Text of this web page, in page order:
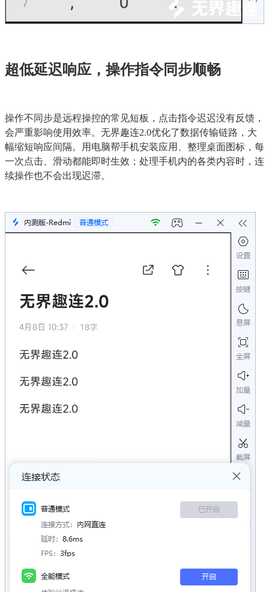
超低延迟响应，操作指令同步顺畅
操作不同步是远程操控的常见短板，点击指令迟迟没有反馈，
会严重影响使用效率。无界趣连2.0优化了数据传输链路，大
幅缩短响应间隔。用电脑帮手机安装应用、整理桌面图标，每
一次点击、滑动都能即时生效；处理手机内的各类内容时，连
续操作也不会出现迟滞。